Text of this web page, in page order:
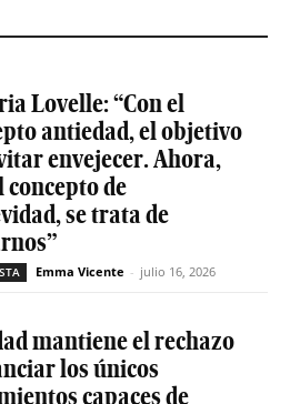
Lovelle: “Con el
antiedad, el objetivo
envejecer. Ahora,
concepto de
se trata de
Emma Vicente - julio 16, 2026
mantiene el rechazo
los únicos
capaces de